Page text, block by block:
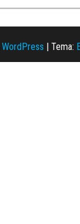
WordPress Tema: